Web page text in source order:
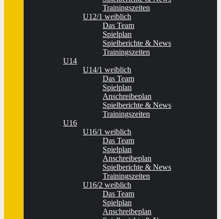
Trainingszeiten
U12/1 weiblich
Das Team
Spielplan
Spielberichte & News
Trainingszeiten
U14
U14/1 weiblich
Das Team
Spielplan
Anschreibeplan
Spielberichte & News
Trainingszeiten
U16
U16/1 weiblich
Das Team
Spielplan
Anschreibeplan
Spielberichte & News
Trainingszeiten
U16/2 weiblich
Das Team
Spielplan
Anschreibeplan